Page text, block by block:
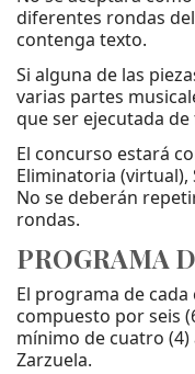
diferentes rondas
contenga texto.
Si alguna de las
varias partes
que ser ejecutada
El concurso estará
Eliminatoria (virtual),
No se deberán
rondas.
PROGRAMA
El programa de
compuesto por seis
mínimo de cuatro
Zarzuela.